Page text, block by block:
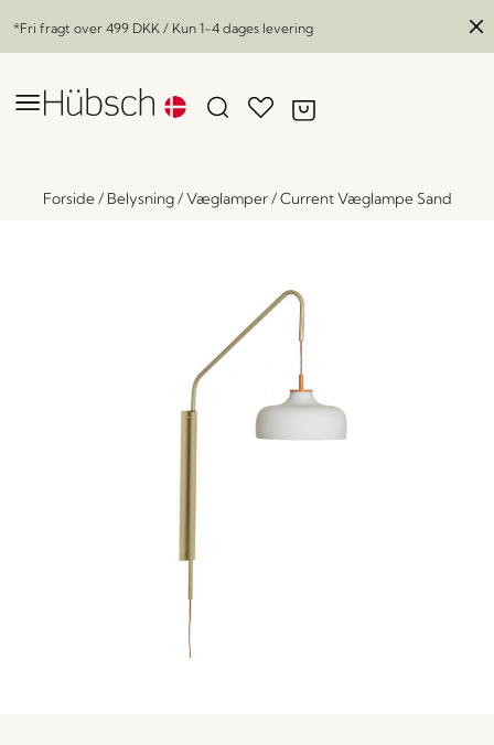
*Fri fragt over 499 DKK / Kun 1-4 dages levering
Forside/ Belysning/Væglamper/Current Væglampe Sand